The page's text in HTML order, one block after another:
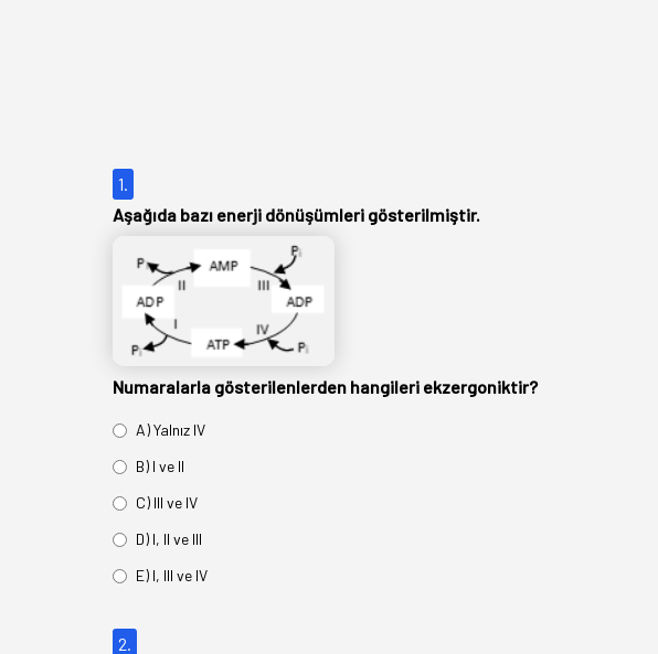
1.
Aşağıda bazı enerji dönüşümleri gösterilmiştir.
Numaralarla gösterilenlerden hangileri ekzergoniktir?
A) Yalnız IV
B) I ve II
C) III ve IV
D) I, II ve III
E) I, III ve IV
2.